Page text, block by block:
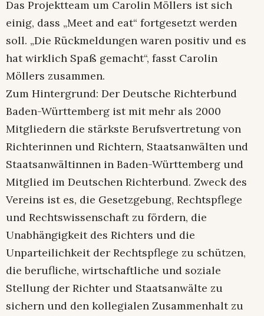
Das Projektteam um Carolin Möllers ist sich
einig, dass „Meet and eat“ fortgesetzt werden
soll. „Die Rückmeldungen waren positiv und es
hat wirklich Spaß gemacht“, fasst Carolin
Möllers zusammen.
Zum Hintergrund: Der Deutsche Richterbund
Baden-Württemberg ist mit mehr als 2000
Mitgliedern die stärkste Berufsvertretung von
Richterinnen und Richtern, Staatsanwälten und
Staatsanwältinnen in Baden-Württemberg und
Mitglied im Deutschen Richterbund. Zweck des
Vereins ist es, die Gesetzgebung, Rechtspflege
und Rechtswissenschaft zu fördern, die
Unabhängigkeit des Richters und die
Unparteilichkeit der Rechtspflege zu schützen,
die berufliche, wirtschaftliche und soziale
Stellung der Richter und Staatsanwälte zu
sichern und den kollegialen Zusammenhalt zu